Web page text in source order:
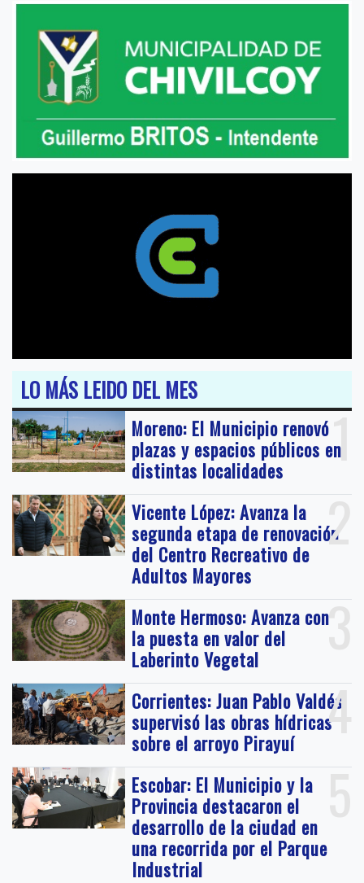
LO MÁS LEIDO DEL MES
1
Moreno: El Municipio renovó
plazas y espacios públicos en
distintas localidades
2
Vicente López: Avanza la
segunda etapa de renovación
del Centro Recreativo de
Adultos Mayores
3
Monte Hermoso: Avanza con
la puesta en valor del
Laberinto Vegetal
4
Corrientes: Juan Pablo Valdés
supervisó las obras hídricas
sobre el arroyo Pirayuí
5
Escobar: El Municipio y la
Provincia destacaron el
desarrollo de la ciudad en
una recorrida por el Parque
Industrial